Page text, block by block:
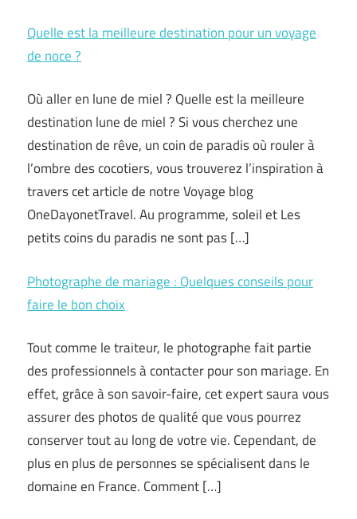
Quelle est la meilleure destination pour un voyage
de noce ?
Où aller en lune de miel ? Quelle est la meilleure
destination lune de miel ? Si vous cherchez une
destination de rêve, un coin de paradis où rouler à
l’ombre des cocotiers, vous trouverez l’inspiration à
travers cet article de notre Voyage blog
OneDayonetTravel. Au programme, soleil et Les
petits coins du paradis ne sont pas […]
Photographe de mariage : Quelques conseils pour
faire le bon choix
Tout comme le traiteur, le photographe fait partie
des professionnels à contacter pour son mariage. En
effet, grâce à son savoir-faire, cet expert saura vous
assurer des photos de qualité que vous pourrez
conserver tout au long de votre vie. Cependant, de
plus en plus de personnes se spécialisent dans le
domaine en France. Comment […]